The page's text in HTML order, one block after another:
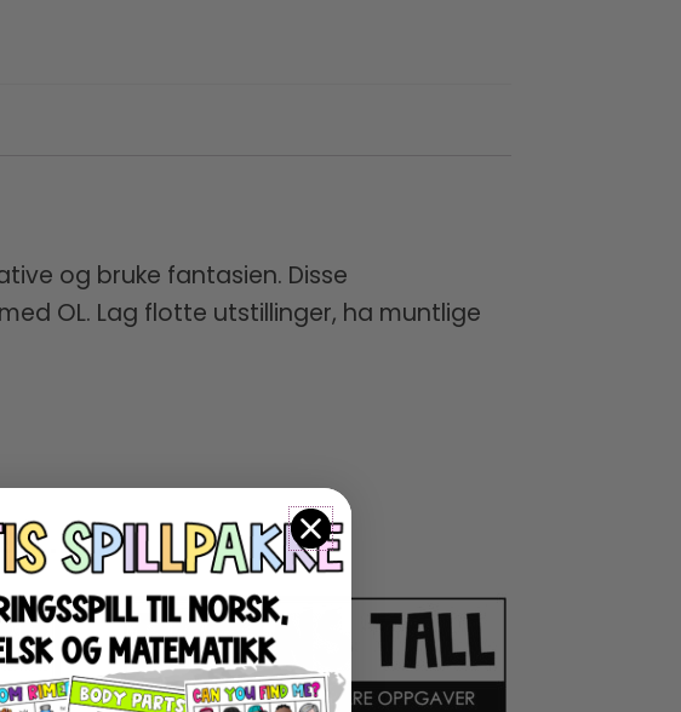
og bruke fantasien. Disse
OL. Lag flotte utstillinger, ha muntlige